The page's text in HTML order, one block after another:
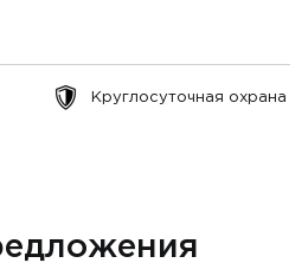
Круглосуточная охрана